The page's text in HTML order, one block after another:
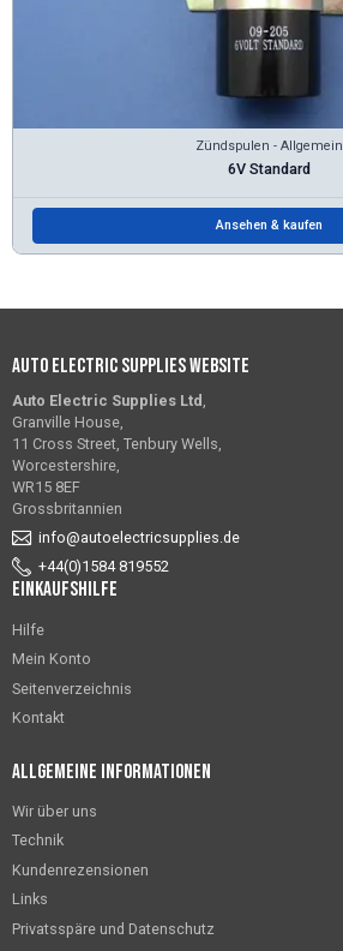
Zündspulen - Allgemein
6V Standard
Ansehen & kaufen
Auto Electric Supplies Website
Auto Electric Supplies Ltd
Granville House,
11 Cross Street, Tenbury Wells,
Worcestershire,
WR15 8EF
Grossbritannien
info@autoelectricsupplies.de
+44(0)1584 819552
Einkaufshilfe
Hilfe
Mein Konto
Seitenverzeichnis
Kontakt
Allgemeine Informationen
Wir über uns
Technik
Kundenrezensionen
Links
Privatsspäre und Datenschutz